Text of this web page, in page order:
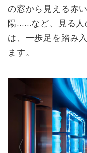
の窓から見える赤
陽……など、見る人
は、一歩足を踏み
ます。